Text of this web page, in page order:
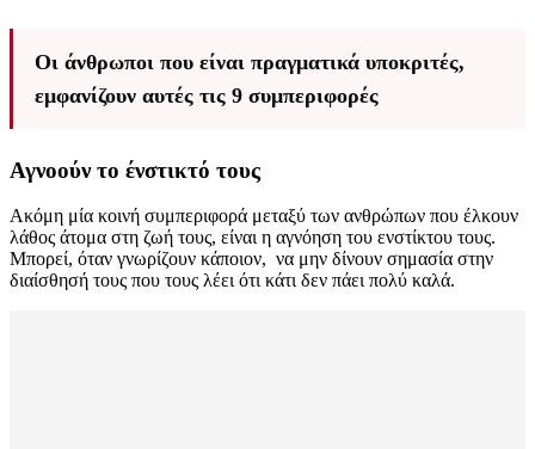
Οι άνθρωποι που είναι πραγματικά υποκριτές,
εμφανίζουν αυτές τις 9 συμπεριφορές
Αγνοούν το ένστικτό τους
Ακόμη μία κοινή συμπεριφορά μεταξύ των ανθρώπων που έλκουν
λάθος άτομα στη ζωή τους, είναι η αγνόηση του ενστίκτου τους.
Μπορεί, όταν γνωρίζουν κάποιον, να μην δίνουν σημασία στην
διαίσθησή τους που τους λέει ότι κάτι δεν πάει πολύ καλά.